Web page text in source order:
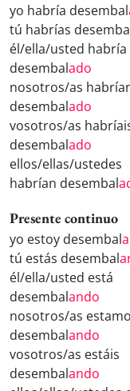
yo habría desembal
tú habrías
él/ella/usted habría
desembalado
nosotros/as
desembalado
vosotros/as
desembalado
ellos/ellas/ustedes
habrían desembal
Presente continuo
yo estoy desembal
tú estás desembal
él/ella/usted está
desembalando
nosotros/as
desembalando
vosotros/as estáis
desembalando